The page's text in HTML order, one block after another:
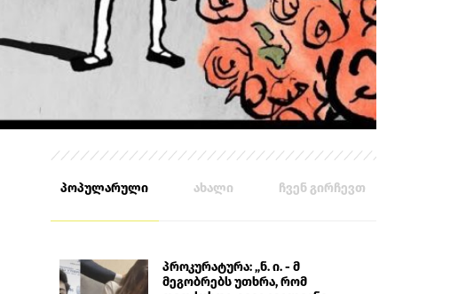
პოპულარული ახალი ჩვენ გირჩევთ
პროკურატურა: „ნ. ი. - მ
მეგობრებს უთხრა, რომ